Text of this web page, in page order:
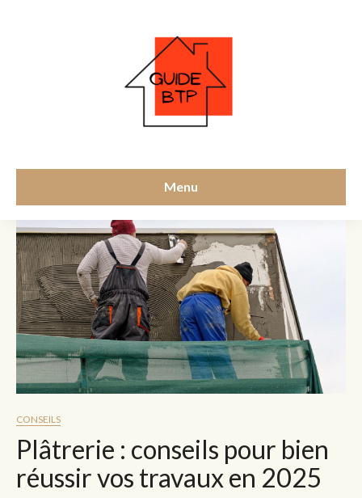
Menu
conseils
CONSEILS
Plâtrerie : conseils pour bien
réussir vos travaux en 2025